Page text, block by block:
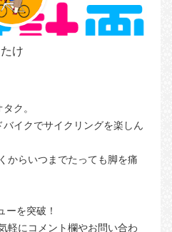
たけ
ク。
イクでサイクリングを楽しん
からいつまでたっても脚を痛
ーを突破！
軽にコメント欄やお問い合わ